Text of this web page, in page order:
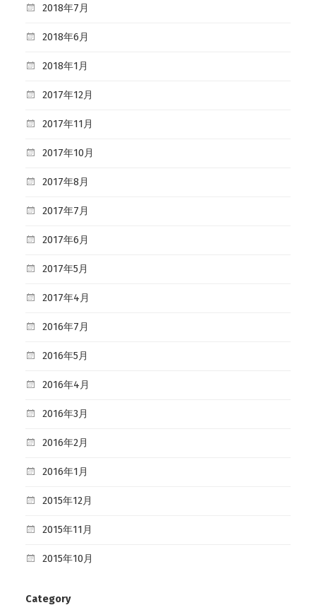
2018年7月
2018年6月
2018年1月
2017年12月
2017年11月
2017年10月
2017年8月
2017年7月
2017年6月
2017年5月
2017年4月
2016年7月
2016年5月
2016年4月
2016年3月
2016年2月
2016年1月
2015年12月
2015年11月
2015年10月
Category